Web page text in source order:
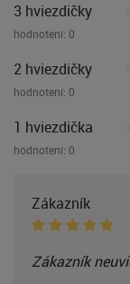
3 hviezdičky
hodnotení: 0
2 hviezdičky
hodnotení: 0
1 hviezdička
hodnotení: 0
Zákazník
Zákazník